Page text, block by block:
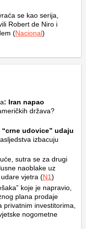
se kao serija,
Robert de Niro i
(Nacional)
: Iran napao
država?
“crne udovice” udaju
izbacuju
sutra se za drugi
naoblake uz
vjetra (N1)
koje je napravio,
plana prodaje
investitorima,
nogometne